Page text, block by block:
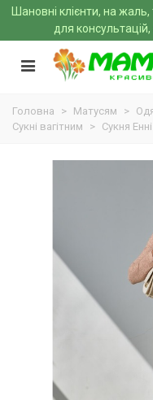
Шановні клієнти, на жаль,
для
Головна > Матусям >
Сукні вагітним
> Сукня